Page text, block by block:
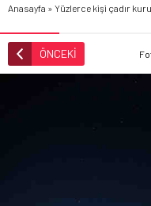
Anasayfa » Yüzlerce kişi çadır
ÖNCEKİ